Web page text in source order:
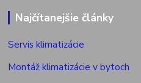
Najčítanejšie články
Servis klimatizácie
Montáž klimatizácie v bytoch